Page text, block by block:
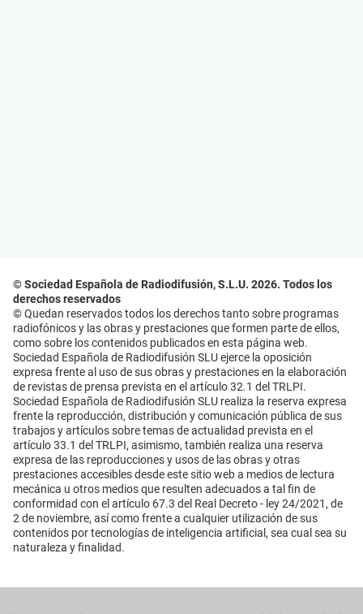
© Sociedad Española de Radiodifusión, S.L.U. 2026. Todos los
derechos reservados
© Quedan reservados todos los derechos tanto sobre programas
radiofónicos y las obras y prestaciones que formen parte de ellos,
como sobre los contenidos publicados en esta página web.
Sociedad Española de Radiodifusión SLU ejerce la oposición
expresa frente al uso de sus obras y prestaciones en la elaboración
de revistas de prensa prevista en el artículo 32.1 del TRLPI.
Sociedad Española de Radiodifusión SLU realiza la reserva expresa
frente la reproducción, distribución y comunicación pública de sus
trabajos y artículos sobre temas de actualidad prevista en el
artículo 33.1 del TRLPI, asimismo, también realiza una reserva
expresa de las reproducciones y usos de las obras y otras
prestaciones accesibles desde este sitio web a medios de lectura
mecánica u otros medios que resulten adecuados a tal fin de
conformidad con el artículo 67.3 del Real Decreto - ley 24/2021, de
2 de noviembre, así como frente a cualquier utilización de sus
contenidos por tecnologías de inteligencia artificial, sea cual sea su
naturaleza y finalidad.